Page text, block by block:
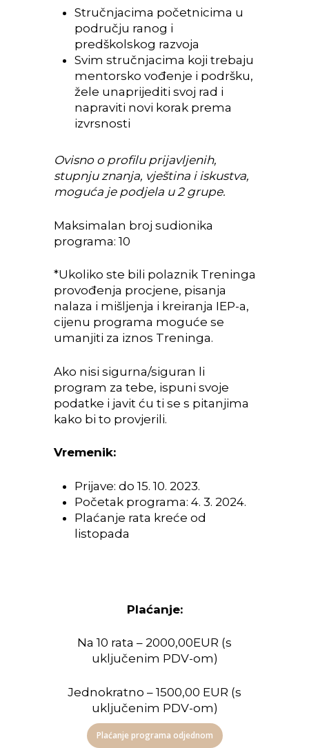
Stručnjacima početnicima u
području ranog i
predškolskog razvoja
Svim stručnjacima koji trebaju
mentorsko vođenje i podršku,
žele unaprijediti svoj rad i
napraviti novi korak prema
izvrsnosti
Ovisno o profilu prijavljenih,
stupnju znanja, vještina i iskustva,
moguća je podjela u 2 grupe.
Maksimalan broj sudionika
programa: 10
*Ukoliko ste bili polaznik Treninga
provođenja procjene, pisanja
nalaza i mišljenja i kreiranja IEP-a,
cijenu programa moguće se
umanjiti za iznos Treninga.
Ako nisi sigurna/siguran li
program za tebe, ispuni svoje
podatke i javit ću ti se s pitanjima
kako bi to provjerili.
Vremenik:
Prijave: do 15. 10. 2023.
Početak programa: 4. 3. 2024.
Plaćanje rata kreće od
listopada
Plaćanje:
Na 10 rata – 2000,00EUR (s
uključenim PDV-om)
Jednokratno – 1500,00 EUR (s
uključenim PDV-om)
Plaćanje programa odjednom